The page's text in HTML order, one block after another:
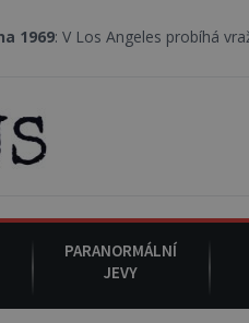
probíhá vražedné běsnění
PARANORMÁLNÍ
JEVY